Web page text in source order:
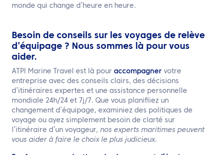
monde qui change d’heure en heure.
Besoin de conseils sur les voyages de relève
d’équipage ? Nous sommes là pour vous
aider.
ATPI Marine Travel est là pour accompagner votre
entreprise avec des conseils clairs, des décisions
d’itinéraires expertes et une assistance personnelle
mondiale 24h/24 et 7j/7. Que vous planifiiez un
changement d’équipage, examiniez des politiques de
voyage ou ayez simplement besoin de clarté sur
l’itinéraire d’un voyageur, nos experts maritimes peuvent
vous aider à faire le choix le plus judicieux.